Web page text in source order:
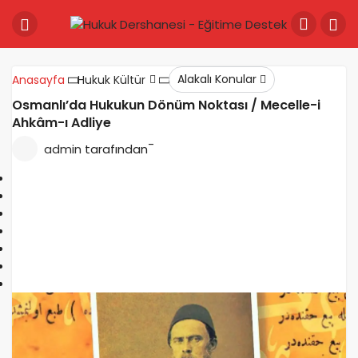
Anasayfa Hukuk Kültür Alakalı Konular
Osmanlı’da Hukukun Dönüm Noktası / Mecelle-i
Ahkâm-ı Adliye
admin tarafından-